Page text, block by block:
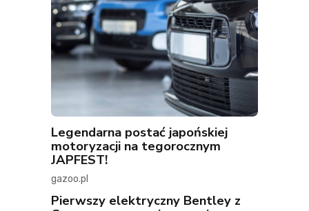
Legendarna postać japońskiej
motoryzacji na tegorocznym
JAPFEST!
gazoo.pl
Pierwszy elektryczny Bentley z